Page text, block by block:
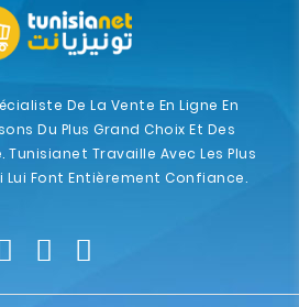
De La Vente En Ligne En
Du Plus Grand Choix Et Des
Tunisianet Travaille Avec Les Plus
Lui Font Entièrement Confiance.